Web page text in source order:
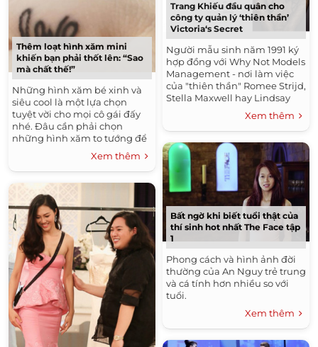
Thêm loạt hình xăm mini
khiến bạn phải thốt lên: “Sao
mà chất thế!”
Những hình xăm bé xinh và
siêu cool là một lựa chọn
tuyệt vời cho mọi cô gái đấy
nhé. Đâu cần phải chọn
những hình xăm to tướng để
thể hiện cá tính, những hình
xăm be bé chính là sự lựa...
Xem thêm
Trang Khiếu đầu quân cho
công ty quản lý ‘thiên thần’
Victoria‘s Secret
Người mẫu sinh năm 1991 ký
hợp đồng với Why Not Models
Management - nơi làm việc
của "thiên thần" Romee Strijd,
Stella Maxwell hay Lindsay
Xem thêm
Bất ngờ khi biết tuổi thật của
thí sinh hot nhất The Face tập
1
Phong cách và hình ảnh đời
thường của An Nguy trẻ trung
và cá tính hơn nhiều so với
tuổi.
Xem thêm